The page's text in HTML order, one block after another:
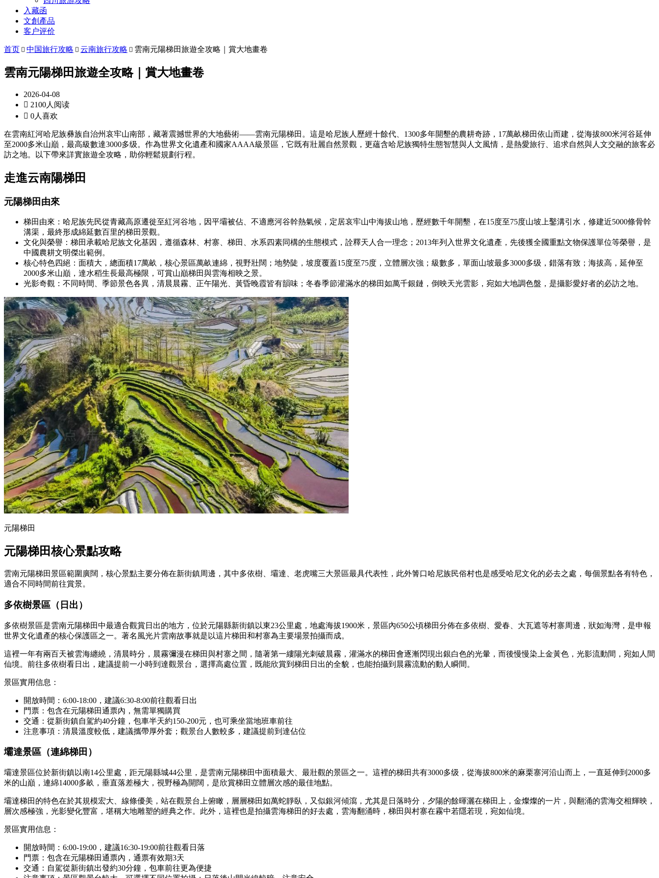
入藏函
文創產品
客户评价
首页  中国旅行攻略  云南旅行攻略  雲南元陽梯田旅遊全攻略｜賞大地畫卷
雲南元陽梯田旅遊全攻略｜賞大地畫卷
2026-04-08
 2100人阅读
 0人喜欢
在雲南紅河哈尼族彝族自治州哀牢山南部，藏著震撼世界的大地藝術——雲南元陽梯田。這是哈尼族人歷經十餘代、1300多年開墾的農耕奇跡，17萬畝梯田依山而建，從海拔800米河谷延伸
至2000多米山巔，最高級數達3000多级。作為世界文化遺產和國家AAAA級景區，它既有壯麗自然景觀，更蘊含哈尼族獨特生態智慧與人文風情，是熱愛旅行、追求自然與人文交融的旅客必
訪之地。以下帶來詳實旅遊全攻略，助你輕鬆規劃行程。
走進云南陽梯田
元陽梯田由來
梯田由來：哈尼族先民從青藏高原遷徙至紅河谷地，因平壩被佔、不適應河谷幹熱氣候，定居哀牢山中海拔山地，歷經數千年開墾，在15度至75度山坡上鑿溝引水，修建近5000條骨幹
溝渠，最終形成綿延數百里的梯田景觀。
文化與榮譽：梯田承載哈尼族文化基因，遵循森林、村寨、梯田、水系四素同構的生態模式，詮釋天人合一理念；2013年列入世界文化遺產，先後獲全國重點文物保護單位等榮譽，是
中國農耕文明傑出範例。
核心特色四絕：面積大，總面積17萬畝，核心景區萬畝連綿，視野壯闊；地勢陡，坡度覆蓋15度至75度，立體層次強；級數多，單面山坡最多3000多级，錯落有致；海拔高，延伸至
2000多米山巔，達水稻生長最高極限，可賞山巔梯田與雲海相映之景。
光影奇觀：不同時間、季節景色各異，清晨晨霧、正午陽光、黃昏晚霞皆有韻味；冬春季節灌滿水的梯田如萬千銀鏈，倒映天光雲影，宛如大地調色盤，是攝影愛好者的必訪之地。
元陽梯田
元陽梯田核心景點攻略
雲南元陽梯田景區範圍廣闊，核心景點主要分佈在新街鎮周邊，其中多依樹、壩達、老虎嘴三大景區最具代表性，此外箐口哈尼族民俗村也是感受哈尼文化的必去之處，每個景點各有特色，
適合不同時間前往賞景。
多依樹景區（日出）
多依樹景區是雲南元陽梯田中最適合觀賞日出的地方，位於元陽縣新街鎮以東23公里處，地處海拔1900米，景區內650公頃梯田分佈在多依樹、愛春、大瓦遮等村寨周邊，狀如海灣，是申報
世界文化遺產的核心保護區之一。著名風光片雲南故事就是以這片梯田和村寨為主要場景拍攝而成。
這裡一年有兩百天被雲海纏繞，清晨時分，晨霧彌漫在梯田與村寨之間，隨著第一縷陽光刺破晨霧，灌滿水的梯田會逐漸閃現出銀白色的光暈，而後慢慢染上金黃色，光影流動間，宛如人間
仙境。前往多依樹看日出，建議提前一小時到達觀景台，選擇高處位置，既能欣賞到梯田日出的全貌，也能拍攝到晨霧流動的動人瞬間。
景區實用信息：
開放時間：6:00-18:00，建議6:30-8:00前往觀看日出
門票：包含在元陽梯田通票內，無需單獨購買
交通：從新街鎮自駕約40分鐘，包車半天約150-200元，也可乘坐當地班車前往
注意事項：清晨溫度較低，建議攜帶厚外套；觀景台人數較多，建議提前到達佔位
壩達景區（連綿梯田）
壩達景區位於新街鎮以南14公里處，距元陽縣城44公里，是雲南元陽梯田中面積最大、最壯觀的景區之一。這裡的梯田共有3000多级，從海拔800米的麻栗寨河沿山而上，一直延伸到2000多
米的山巔，連綿14000多畝，垂直落差極大，視野極為開闊，是欣賞梯田立體層次感的最佳地點。
壩達梯田的特色在於其規模宏大、線條優美，站在觀景台上俯瞰，層層梯田如萬蛇靜臥，又似銀河傾瀉，尤其是日落時分，夕陽的餘暉灑在梯田上，金燦燦的一片，與翻涌的雲海交相輝映，
層次感極強，光影變化豐富，堪稱大地雕塑的經典之作。此外，這裡也是拍攝雲海梯田的好去處，雲海翻涌時，梯田與村寨在霧中若隱若現，宛如仙境。
景區實用信息：
開放時間：6:00-19:00，建議16:30-19:00前往觀看日落
門票：包含在元陽梯田通票內，通票有效期3天
交通：自駕從新街鎮出發約30分鐘，包車前往更為便捷